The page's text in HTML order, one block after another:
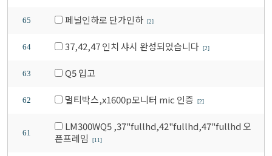
65 페널인하로 단가인하 [2]
64 37,42,47 인치 샤시 완성되었습니다 [2]
63 Q5 입고
62 멀티박스,x1600p모니터 mic 인증 [2]
61
LM300WQ5 ,37"fullhd,42"fullhd,47"fullhd 오
픈프레임
[11]